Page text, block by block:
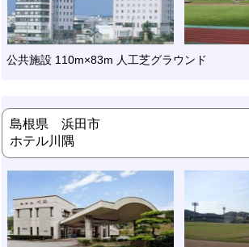
公共施設 110m×83m 人工芝グラウンド
島根県 浜田市
ホテル川隅